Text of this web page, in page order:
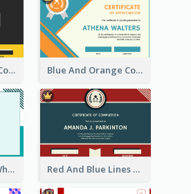
Yellow And Black Contrast Simple Certificate Blue And Orange Company Triangles With Badge Certificate
Simple Blue And White Rectangle Certificate Red And Blue Lines And Badge Completion Certificate